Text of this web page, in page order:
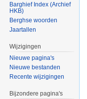
Barghief Index (Archief
HKB)
Berghse woorden
Jaartallen
Wijzigingen
Nieuwe pagina's
Nieuwe bestanden
Recente wijzigingen
Bijzondere pagina's